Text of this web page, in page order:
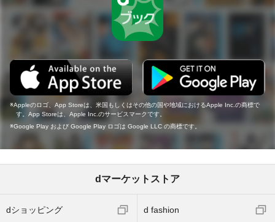
Appleのロゴ、App Storeは、米国もしくはその他の国や地域におけるApple Inc.の商標で
す。App Storeは、Apple Inc.のサービスマークです。
Google Play および Google Play ロゴは Google LLC の商標です。
dマーケットストア
dショッピング d fashion